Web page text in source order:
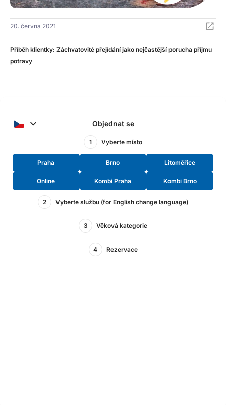
20. června 2021
Příběh klientky: Záchvatovité přejídání jako nejčastější porucha příjmu
potravy
Objednat se
1 Vyberte místo
Praha Brno Litoměřice
Online Kombi Praha Kombi Brno
2 Vyberte službu (for English change language)
3 Věková kategorie
4 Rezervace